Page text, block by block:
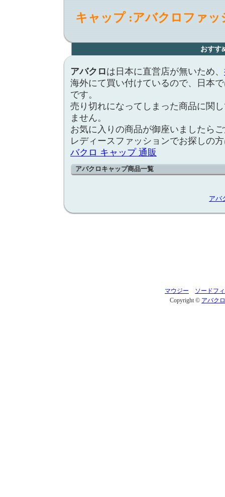
キャップ :アバクロファッ
おすす
アバクロは日本に直営店が無いため、
海外にて買い付けているので、日本
です。
売り切れになってしまった商品に関
ません。
お気に入りの商品が御座いましたら
レディースファッションでお探しの
バクロ キャップ 通販
アバクロキャップ商品一覧
アバ
マウジー
ソードフ
Copyright © アバク